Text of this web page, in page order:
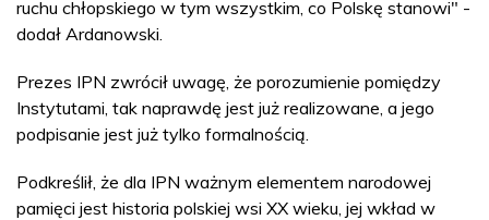
ruchu chłopskiego w tym wszystkim, co Polskę stanowi" -
dodał Ardanowski.
Prezes IPN zwrócił uwagę, że porozumienie pomiędzy
Instytutami, tak naprawdę jest już realizowane, a jego
podpisanie jest już tylko formalnością.
Podkreślił, że dla IPN ważnym elementem narodowej
pamięci jest historia polskiej wsi XX wieku, jej wkład w